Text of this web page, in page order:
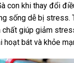
con khi thay đổi
sống dễ bị stress.
chất giúp giảm
hoạt bát và khỏe